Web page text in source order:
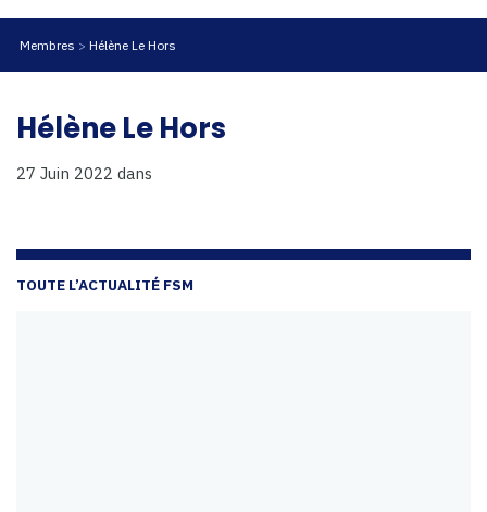
Membres Hélène Le Hors
Hélène Le Hors
27 Juin 2022 dans
TOUTE L’ACTUALITÉ FSM